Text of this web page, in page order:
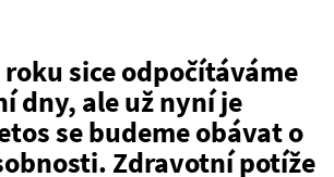
sice odpočítáváme
dny, ale už nyní je
se budeme obávat o
Zdravotní potíže